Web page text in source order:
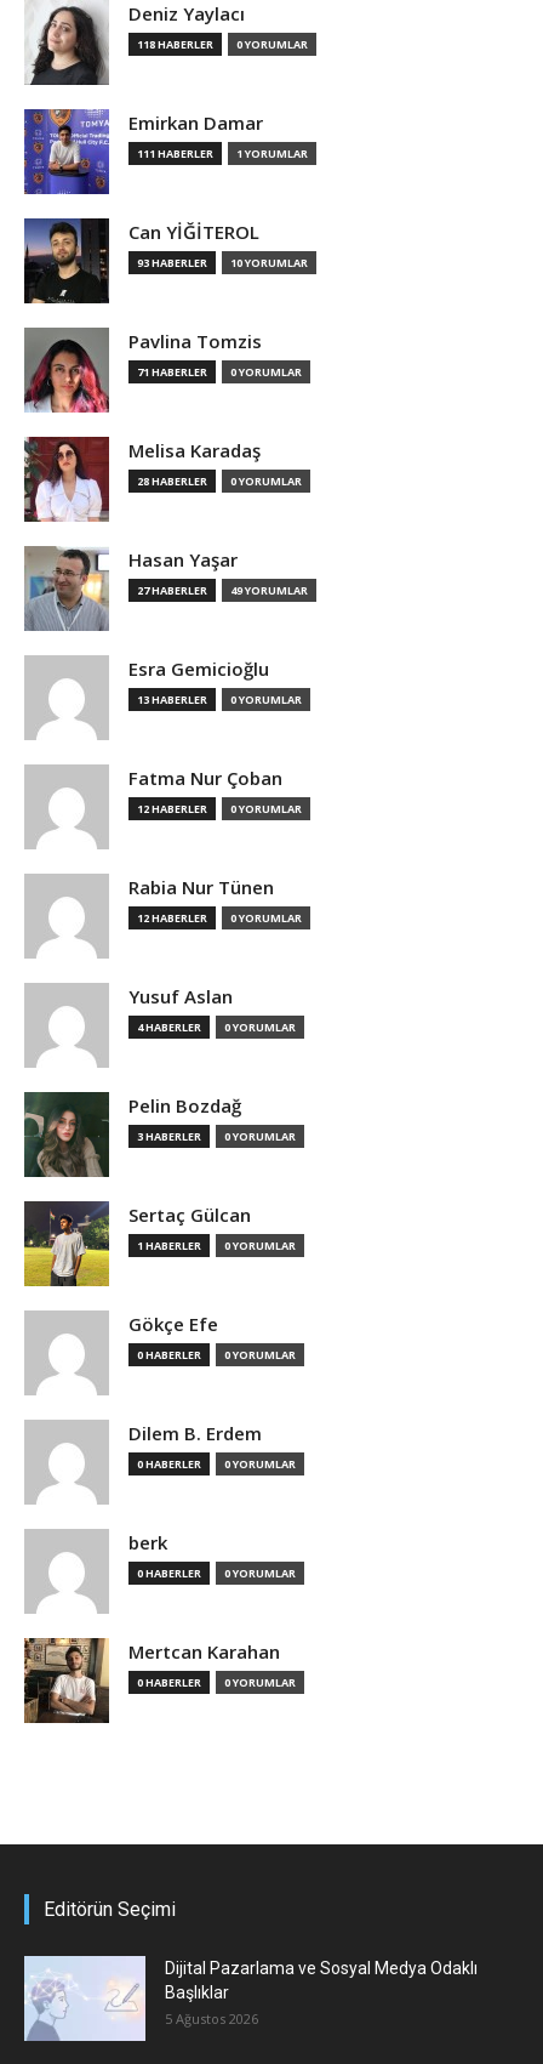
Deniz Yaylacı
118 HABERLER 0 YORUMLAR
Emirkan Damar
111 HABERLER 1 YORUMLAR
Can YİĞİTEROL
93 HABERLER 10 YORUMLAR
Pavlina Tomzis
71 HABERLER 0 YORUMLAR
Melisa Karadaş
28 HABERLER 0 YORUMLAR
Hasan Yaşar
27 HABERLER 49 YORUMLAR
Esra Gemicioğlu
13 HABERLER 0 YORUMLAR
Fatma Nur Çoban
12 HABERLER 0 YORUMLAR
Rabia Nur Tünen
12 HABERLER 0 YORUMLAR
Yusuf Aslan
4 HABERLER 0 YORUMLAR
Pelin Bozdağ
3 HABERLER 0 YORUMLAR
Sertaç Gülcan
1 HABERLER 0 YORUMLAR
Gökçe Efe
0 HABERLER 0 YORUMLAR
Dilem B. Erdem
0 HABERLER 0 YORUMLAR
berk
0 HABERLER 0 YORUMLAR
Mertcan Karahan
0 HABERLER 0 YORUMLAR
Editörün Seçimi
Dijital Pazarlama ve Sosyal Medya Odaklı
Başlıklar
5 Ağustos 2026